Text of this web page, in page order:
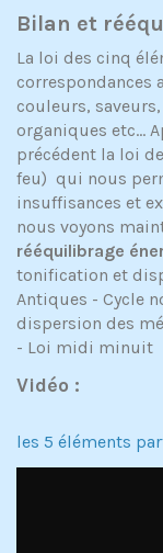
Bilan et
La loi des cinq
correspondances
couleurs,
organiques etc...
précédent la loi
feu) qui nous
insuffisances et
nous voyons
rééquilibrage
tonification et
Antiques - Cycle
dispersion des
- Loi midi minuit
Vidéo :
les 5 éléments